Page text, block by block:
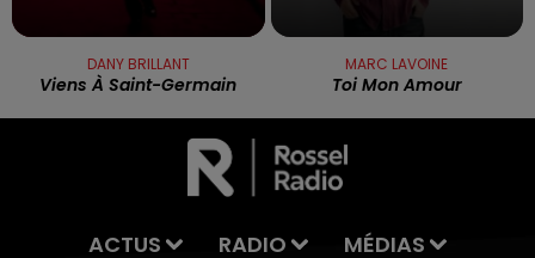
DANY BRILLANT
Viens À Saint-Germain
MARC LAVOINE
Toi Mon Amour
ACTUS RADIO MÉDIAS